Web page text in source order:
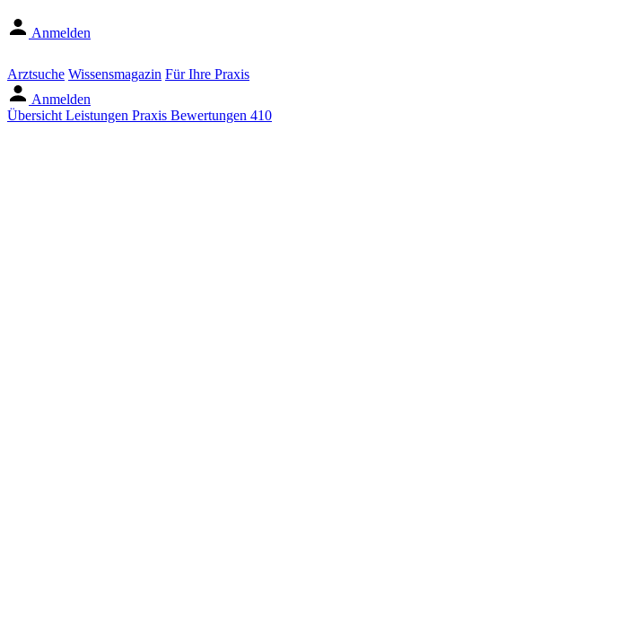
Anmelden
Arztsuche Wissensmagazin Für Ihre Praxis
Anmelden
Übersicht Leistungen Praxis Bewertungen 410